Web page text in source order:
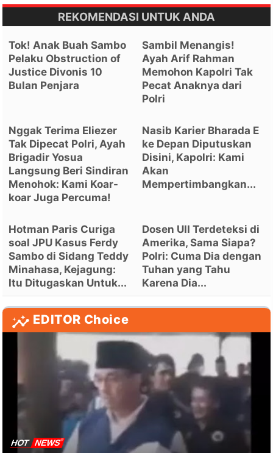
REKOMENDASI UNTUK ANDA
Tok! Anak Buah Sambo
Pelaku Obstruction of
Justice Divonis 10
Bulan Penjara
Sambil Menangis!
Ayah Arif Rahman
Memohon Kapolri Tak
Pecat Anaknya dari
Polri
Nggak Terima Eliezer
Tak Dipecat Polri, Ayah
Brigadir Yosua
Langsung Beri Sindiran
Menohok: Kami Koar-
koar Juga Percuma!
Nasib Karier Bharada E
ke Depan Diputuskan
Disini, Kapolri: Kami
Akan
Mempertimbangkan...
Hotman Paris Curiga
soal JPU Kasus Ferdy
Sambo di Sidang Teddy
Minahasa, Kejagung:
Itu Ditugaskan Untuk...
Dosen UII Terdeteksi di
Amerika, Sama Siapa?
Polri: Cuma Dia dengan
Tuhan yang Tahu
Karena Dia...
EDITOR Choice
HOT NEWS